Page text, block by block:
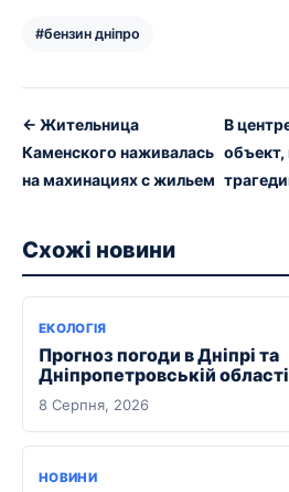
#бензин дніпро
← Жительница
Каменского наживалась
на махинациях с жильем
В
Схожі новини
ЕКОЛОГІЯ
Прогноз погоди в Дніпрі та
Дніпропетровській
8 Серпня, 2026
НОВИНИ